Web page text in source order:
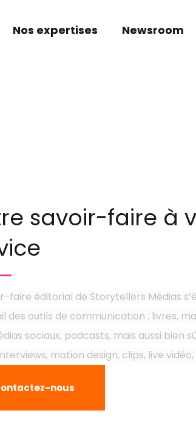
Nos expertises Newsroom
savoir-faire à
faire éditorial de Storytellers Médias
des outils de communication : livres,
sociaux, podcasts, mais aussi bien
motion design, clips, live
nous